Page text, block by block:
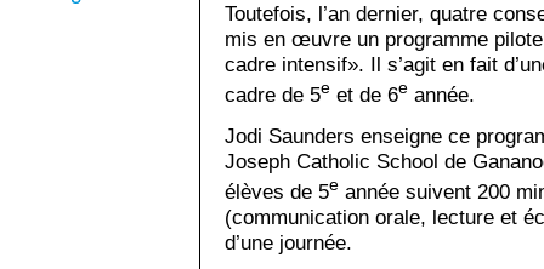
Toutefois, l’an dernier, quatre
mis en œuvre un programme
cadre intensif». Il s’agit en fait
cadre de 5e et de 6e année.
Jodi Saunders enseigne ce
Joseph Catholic School de
élèves de 5e année suivent 200
(communication orale, lecture et
d’une journée.